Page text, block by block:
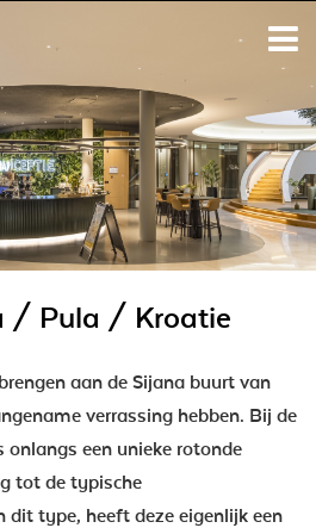
/ Pula / Kroatie
aan de Sijana buurt van
verrassing hebben. Bij de
onlangs een unieke rotonde
tot de typische
dit type, heeft deze eigenlijk een